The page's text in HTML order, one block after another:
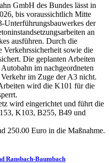
GmbH des Bundes lässt in
bis voraussichtlich Mitte
Unterführungsbauwerkes der
an
ausführen. Durch die
Verkehrssicherheit sowie die
Die geplanten Arbeiten
im nachgeordneten
im Zuge der A3 nicht.
wird die K101 für die
wird eingerichtet und führt die
K103, B255, B49 und
250.00 Euro in die Maßnahme.
Ransbach-Baumbach